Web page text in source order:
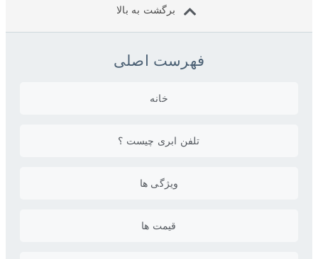
برگشت به بالا
فهرست اصلی
خانه
تلفن ابری چیست ؟
ویژگی ها
قیمت ها